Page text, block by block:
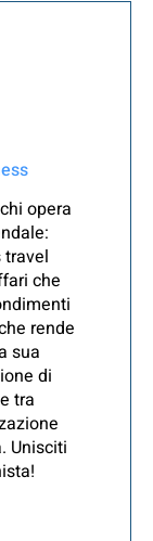
opera
travel
che
rende
sua
di
tra
Unisciti